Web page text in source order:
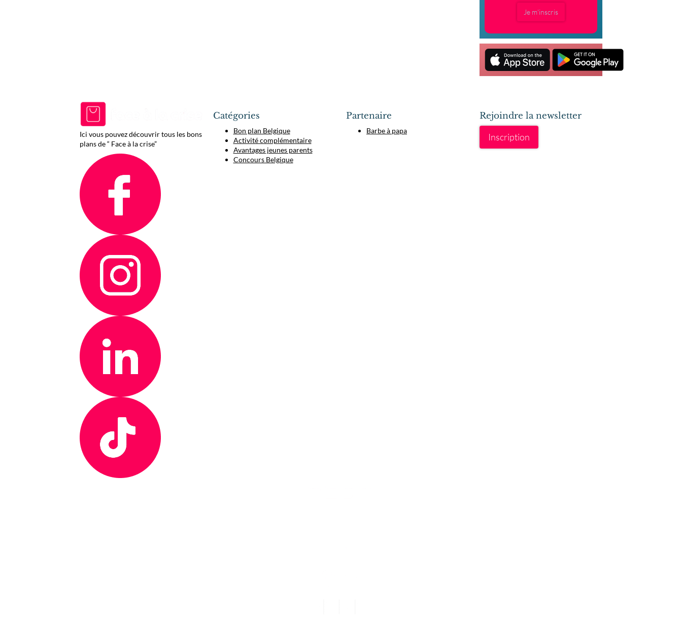
Je m'inscris
Ici vous pouvez découvrir tous les bons
plans de “ Face à la crise”
Catégories
Bon plan Belgique
Activité complémentaire
Avantages jeunes parents
Concours Belgique
Partenaire
Barbe à papa
Rejoindre la newsletter
Inscription